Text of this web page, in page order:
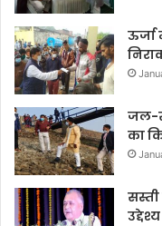
जल-
का
सस्ती